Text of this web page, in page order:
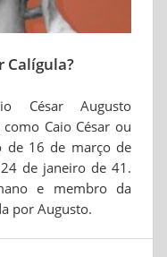
Calígula?
César Augusto
Caio César ou
de 16 de março de
de janeiro de 41.
e membro da
por Augusto.